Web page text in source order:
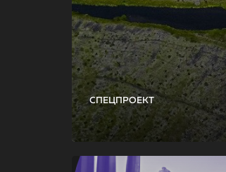
СПЕЦПРОЕКТ